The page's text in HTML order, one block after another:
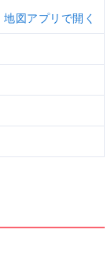
地図アプリで開く